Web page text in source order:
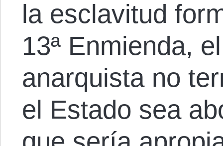
la esclavitud
13ª Enmienda,
anarquista no
el Estado sea